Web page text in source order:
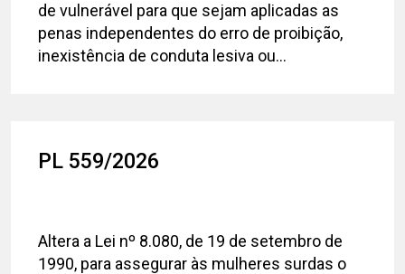
de vulnerável para que sejam aplicadas as
penas independentes do erro de proibição,
inexistência de conduta lesiva ou...
PL 559/2026
Altera a Lei nº 8.080, de 19 de setembro de
1990, para assegurar às mulheres surdas o